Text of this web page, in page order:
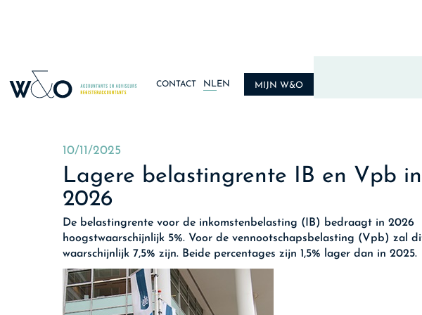
CONTACT NL EN MIJN W&O
10/11/2025
Lagere belastingrente IB en Vpb in
2026
De belastingrente voor de inkomstenbelasting (IB) bedraagt in 2026
hoogstwaarschijnlijk 5%. Voor de vennootschapsbelasting (Vpb) zal
waarschijnlijk 7,5% zijn. Beide percentages zijn 1,5% lager dan in 2025.